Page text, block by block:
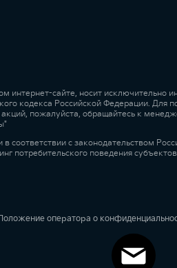
сайте, носит исключительно
кодекса Российской Федерации. Для
пожалуйста, обращайтесь к
в соответствии с законодательством
потребительского поведения
оператора о